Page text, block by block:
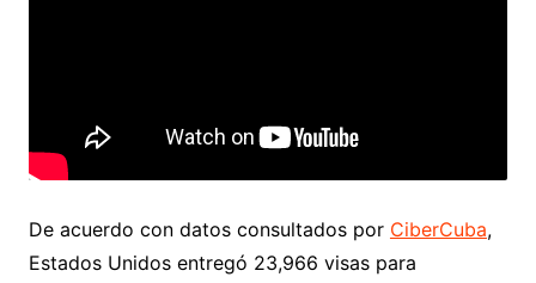
De acuerdo con datos consultados por CiberCuba,
Estados Unidos entregó 23,966 visas para